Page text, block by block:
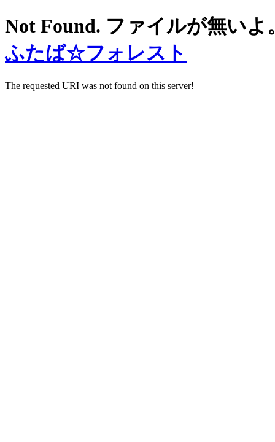
Not Found. ファイルが無いよ
ふたば☆フォレスト
The requested URI was not found on this server!